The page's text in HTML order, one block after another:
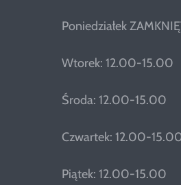
Poniedziałek
Wtorek: 12.00-15.00
Środa: 12.00-15.00
Czwartek: 12.00-
Piątek: 12.00-15.00